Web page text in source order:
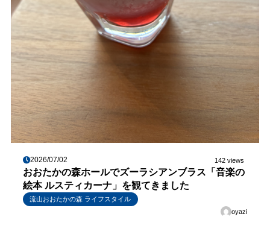
2026/07/02 142 views
おおたかの森ホールでズーラシアンブラス「音楽の
絵本 ルスティカーナ」を観てきました
流山おおたかの森 ライフスタイル
oyazi